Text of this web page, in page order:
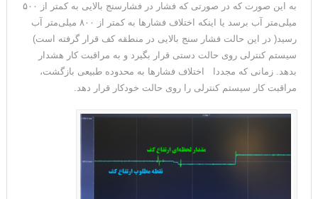
به این صورت که در صورتی که فشار در فشارسنج ‌بالایی به کمتر از ۵۰۰
میلی‌متر آب برسد یا اینکه اختلاف فشارها به کمتر از ۸۰۰ میلی‌متر آب
رسید( در این حالت فشار سنج بالایی در منطقه کف قرار گرفته است)
سیستم کنترلی روی حالت دستی قرار بگیرد و به مراقبت کار هشدار
بدهد. زمانی که مجددا اختلاف فشارها به محدوده طبیعی بازگشت،
مراقبت کار سیستم کنترلی را روی حالت خودکار قرار دهد.